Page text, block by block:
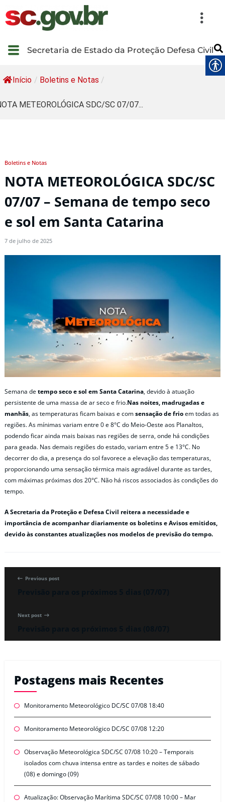
Secretaria de Estado da Proteção Defesa Civil
Início / Boletins e Notas /
METEOROLÓGICA SDC/SC 07/07...
Boletins e Notas
NOTA METEOROLÓGICA SDC/SC
07/07 – Semana de tempo seco
e sol em Santa Catarina
7 de julho de 2025
Semana detempo seco e sol em Santa Catarina, devido à atuação
persistente de uma massa de ar seco e frio.Nas noites, madrugadas e
manhãs, as temperaturas ficam baixas e comsensação de frioem todas as
regiões. As mínimas variam entre 0 e 8°C do Meio-Oeste aos Planaltos,
podendo ficar ainda mais baixas nas regiões de serra, onde há condições
para geada. Nas demais regiões do estado, variam entre 5 e 13°C. No
decorrer do dia, a presença do sol favorece a elevação das temperaturas,
proporcionando uma sensação térmica mais agradável durante as tardes,
com máximas próximas dos 20°C. Não há riscos associados às condições do
tempo.
A Secretaria da Proteção e Defesa Civil reitera a necessidade e
importância de acompanhar diariamente os boletins e Avisos emitidos,
devido às constantes atualizações nos modelos de previsão do tempo.
Previous post
Next post
Postagens mais Recentes
Monitoramento Meteorológico DC/SC 07/08 18:40
Monitoramento Meteorológico DC/SC 07/08 12:20
Observação Meteorológica SDC/SC 07/08 10:20 – Temporais
isolados com chuva intensa entre as tardes e noites de sábado
(08) e domingo (09)
Atualização: Observação Marítima SDC/SC 07/08 10:00 – Mar